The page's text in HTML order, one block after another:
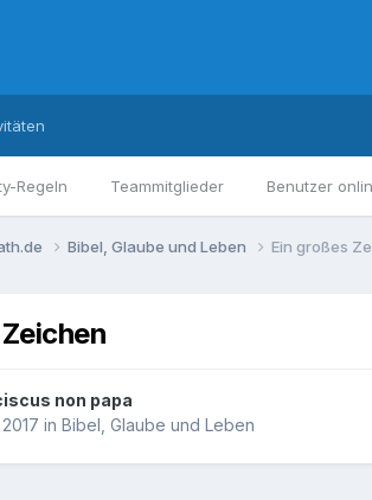
Regeln Teammitglieder Benutzer
Bibel, Glaube und Leben Ein großes
non papa
in Bibel, Glaube und Leben